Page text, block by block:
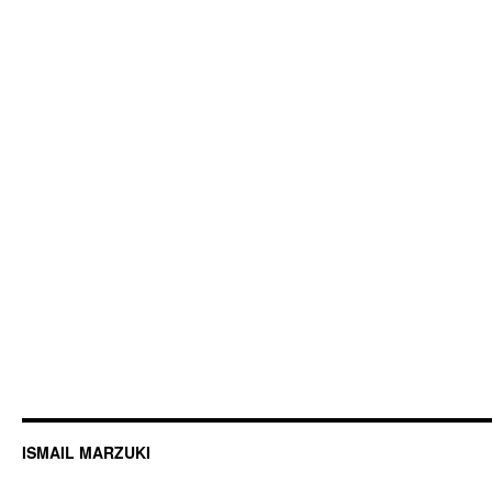
ISMAIL MARZUKI